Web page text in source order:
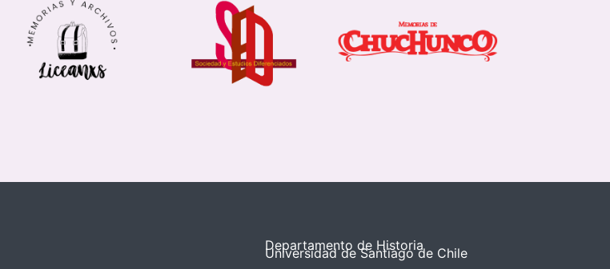
Departamento de Historia
Universidad de Santiago de Chile